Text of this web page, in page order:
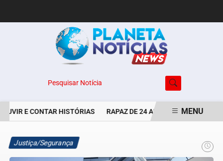
Pesquisar Notícia
E CONTAR HISTÓRIAS RAPAZ DE 24 ANOS É PERSEGUIDO E
MENU
Justiça/Segurança